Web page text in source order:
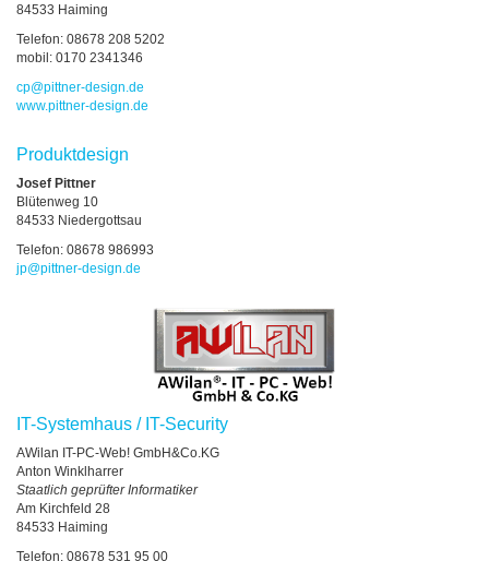
84533 Haiming
Telefon: 08678 208 5202
mobil: 0170 2341346
cp@pittner-design.de
www.pittner-design.de
Produktdesign
Josef Pittner
Blütenweg 10
84533 Niedergottsau
Telefon: 08678 986993
jp@pittner-design.de
IT-Systemhaus / IT-Security
AWilan IT-PC-Web! GmbH&Co.KG
Anton Winklharrer
Staatlich geprüfter Informatiker
Am Kirchfeld 28
84533 Haiming
Telefon: 08678 531 95 00